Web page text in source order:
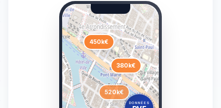
450k€
380k€
520k€
DONNÉES